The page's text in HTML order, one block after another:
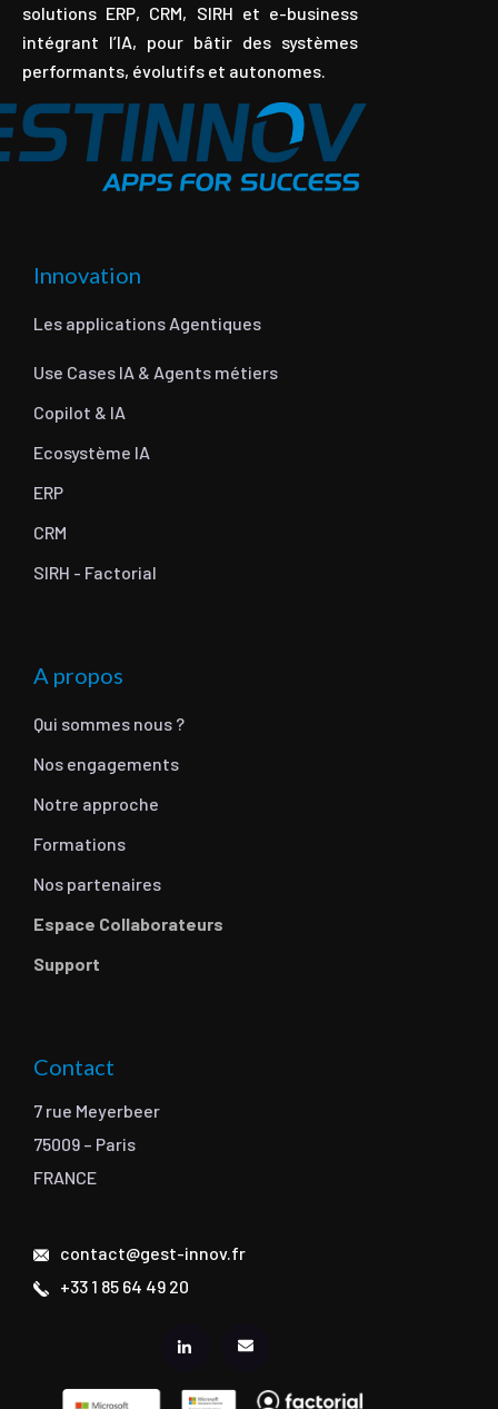
solutions ERP, CRM, SIRH et e-business
intégrant l’IA, pour bâtir des systèmes
performants, évolutifs et autonomes.
Innovation
Les applications Agentiques
Use Cases IA & Agents métiers
Copilot & IA
Ecosystème IA
ERP
CRM
SIRH - Factorial
A propos
Qui sommes nous ?
Nos engagements
Notre approche
Formations
Nos partenaires
Espace Collaborateurs
Support
Contact
7 rue Meyerbeer
75009 – Paris
FRANCE
contact@gest-innov.fr
+33 1 85 64 49 20